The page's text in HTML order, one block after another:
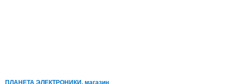
ПЛАНЕТА ЭЛЕКТРОНИКИ, магазин